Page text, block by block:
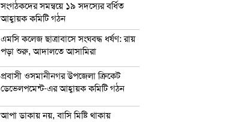
সংগঠকদের সমন্বয়ে ১৯ সদস্যের বর্ধিত
আহ্বায়ক কমিটি গঠন
এম‌সি কলেজ ছাত্রাবাসে সংঘবদ্ধ ধর্ষণ: রায়
পড়া শুরু, আদালতে আসামিরা
প্রবাসী ওসমানীনগর উপজেলা ক্রিকেট
ডেভেলপমেন্ট-এর আহ্বায়ক কমিটি গঠন
আপা ডাকায় নয়, বাসি মিষ্টি থাকায়